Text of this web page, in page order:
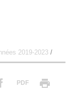
2019-2023/
PDF